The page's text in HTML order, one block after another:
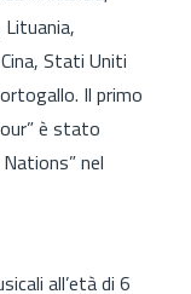
Lituania,
Stati Uniti
Il primo
è stato
nel
all’età di 6